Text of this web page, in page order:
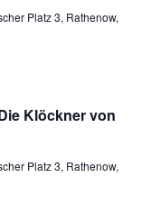
Platz 3, Rathenow,
Klöckner von
Platz 3, Rathenow,